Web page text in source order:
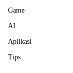
Game
AI
Aplikasi
Tips